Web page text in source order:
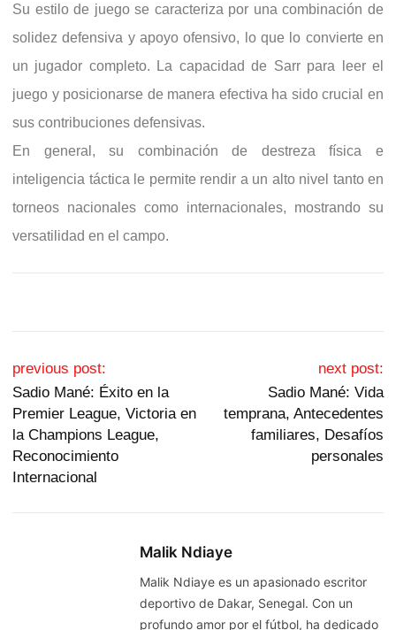
Su estilo de juego se caracteriza por una combinación de
solidez defensiva y apoyo ofensivo, lo que lo convierte en
un jugador completo. La capacidad de Sarr para leer el
juego y posicionarse de manera efectiva ha sido crucial en
sus contribuciones defensivas.
En general, su combinación de destreza física e
inteligencia táctica le permite rendir a un alto nivel tanto en
torneos nacionales como internacionales, mostrando su
versatilidad en el campo.
Post navigation
previous post:
Sadio Mané: Éxito en la
Premier League, Victoria en
la Champions League,
Reconocimiento
Internacional
next post:
Sadio Mané: Vida
temprana, Antecedentes
familiares, Desafíos
personales
Malik Ndiaye
Malik Ndiaye es un apasionado escritor
deportivo de Dakar, Senegal. Con un
profundo amor por el fútbol, ha dedicado